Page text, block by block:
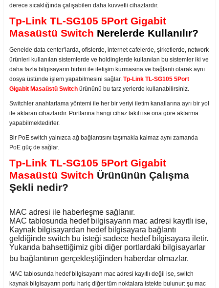
derece sıcaklığında çalışabilen daha kuvvetli cihazlardır.
Tp-Link TL-SG105 5Port Gigabit
Masaüstü Switch Nerelerde Kullanılır?
Genelde data center’larda, ofislerde, internet cafelerde, şirketlerde, network
ürünleri kullanılan sistemlerde ve holdinglerde kullanılan bu sistemler iki ve
daha fazla bilgisayarın birbiri ile iletişim kurmasına ve bağlantı olarak aynı
dosya üstünde işlem yapabilmesini sağlar. Tp-Link TL-SG105 5Port
Gigabit Masaüstü Switch ürününü bu tarz yerlerde kullanabilirsiniz.
Switchler anahtarlama yöntemi ile her bir veriyi iletim kanallarına ayrı bir yol
ile aktaran cihazlardır. Portlarına hangi cihaz takılı ise ona göre aktarma
yapabilmektedirler.
Bir PoE switch yalnızca ağ bağlantısını taşımakla kalmaz aynı zamanda
PoE güç de sağlar.
Tp-Link TL-SG105 5Port Gigabit
Masaüstü Switch Ürününün Çalışma
Şekli nedir?
MAC adresi ile haberleşme sağlanır.
MAC tablosunda hedef bilgisayarın mac adresi kayıtlı ise,
Kaynak bilgisayardan hedef bilgisayara bağlantı
geldiğinde switch bu isteği sadece hedef bilgisayara iletir.
Yukarıda bahsettiğimiz gibi diğer portlardaki bilgisayarlar
bu bağlantının gerçekleştiğinden haberdar olmazlar.
MAC tablosunda hedef bilgisayarın mac adresi kayıtlı değil ise, switch
kaynak bilgisayarın portu hariç diğer tüm noktalara istekte bulunur: şu mac